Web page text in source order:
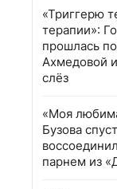
«Триггерю
терапии»:
прошлась
Ахмедовой
слёз
«Моя
Бузова
парнем из